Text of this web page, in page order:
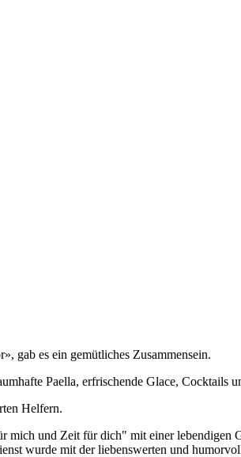
gab es ein gemütliches Zusammensein.
Paella, erfrischende Glace, Cocktails
Helfern.
mich und Zeit für dich" mit einer lebendigen
wurde mit der liebenswerten und